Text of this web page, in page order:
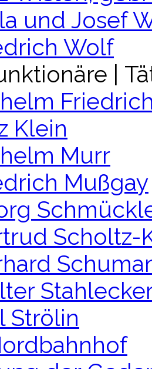
und Josef
Wolf
|
Klein
Murr
Mußgay
Scholtz-
Strölin